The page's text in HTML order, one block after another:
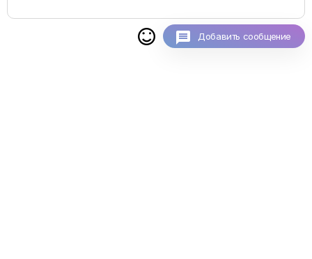
 Добавить сообщение